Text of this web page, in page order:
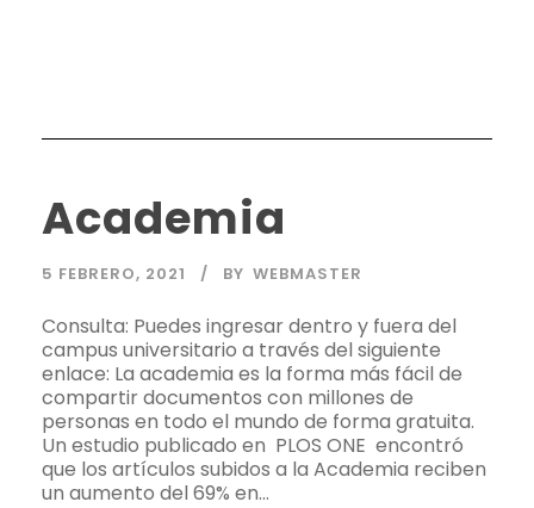
Academia
5 FEBRERO, 2021 BY WEBMASTER
Consulta: Puedes ingresar dentro y fuera del
campus universitario a través del siguiente
enlace: La academia es la forma más fácil de
compartir documentos con millones de
personas en todo el mundo de forma gratuita.
Un estudio publicado en PLOS ONE encontró
que los artículos subidos a la Academia reciben
un aumento del 69% en...